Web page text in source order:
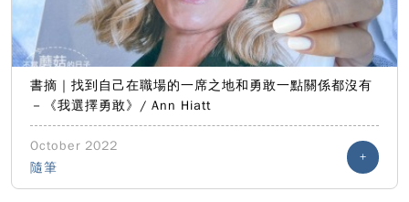
書摘｜找到自己在職場的一席之地和勇敢一點關係都沒有
－《我選擇勇敢》/ Ann Hiatt
October 2022
隨筆
+